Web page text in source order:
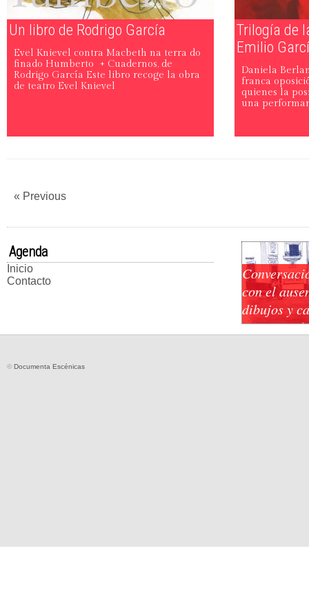
Un libro de Rodrigo García
Evel Knievel contra Macbeth na terra do
finado Humberto + Cuadernos, de
Rodrigo García Este libro recoge la obra
de teatro Evel Knievel
Trilogía de
Emilio
Daniela
franca
quienes la
una
« Previous
Agenda
Inicio
Contacto
con el
dibujos y
a Jorge
©Documenta Escénicas